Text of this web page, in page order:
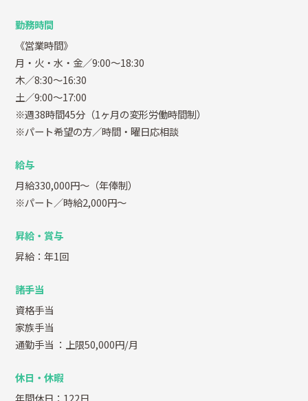
勤務時間
《営業時間》
月・火・水・金／9:00～18:30
木／8:30～16:30
土／9:00～17:00
※週38時間45分（1ヶ月の変形労働時間制）
※パート希望の方／時間・曜日応相談
給与
月給330,000円～（年俸制）
※パート／時給2,000円～
昇給・賞与
昇給：年1回
諸手当
資格手当
家族手当
通勤手当 ：上限50,000円/月
休日・休暇
年間休日：122日